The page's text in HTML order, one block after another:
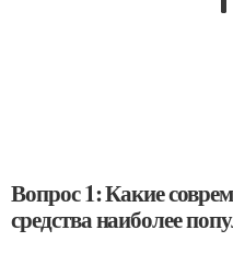
Вопрос 1: Какие
средства наиболее